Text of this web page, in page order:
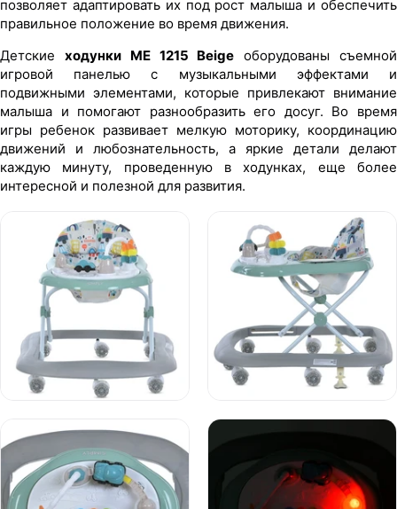
позволяет адаптировать их под рост малыша и обеспечить
правильное положение во время движения.
Детские ходунки ME 1215 Beige оборудованы съемной
игровой панелью с музыкальными эффектами и
подвижными элементами, которые привлекают внимание
малыша и помогают разнообразить его досуг. Во время
игры ребенок развивает мелкую моторику, координацию
движений и любознательность, а яркие детали делают
каждую минуту, проведенную в ходунках, еще более
интересной и полезной для развития.